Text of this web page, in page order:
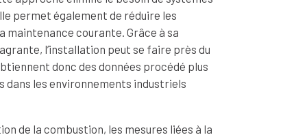
permet également de réduire les
maintenance courante. Grâce à sa
l’installation peut se faire près du
donc des données procédé plus
les environnements industriels
de la combustion, les mesures liées à la